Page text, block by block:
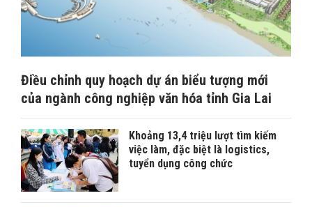
Điều chỉnh quy hoạch dự án biểu tượng mới
của ngành công nghiệp văn hóa tỉnh Gia Lai
Khoảng 13,4 triệu lượt tìm kiếm
việc làm, đặc biệt là logistics,
tuyển dụng công chức